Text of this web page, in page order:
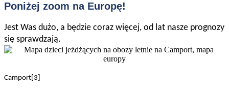
Poniżej zoom na Europę!
Jest Was dużo, a będzie coraz więcej, od lat nasze prognozy
się sprawdzają.
Camport[3]